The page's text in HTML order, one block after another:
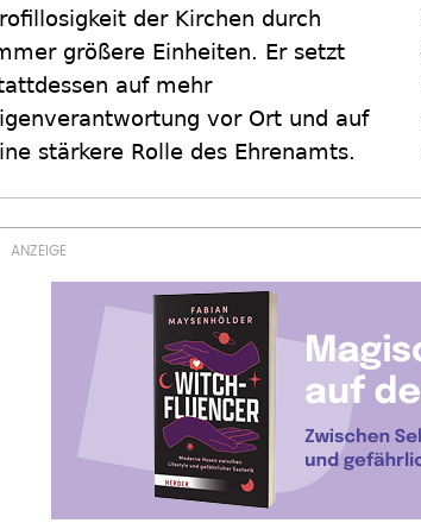
der Kirchen durch
größere Einheiten. Er setzt
auf mehr
vor Ort und auf
stärkere Rolle des Ehrenamts.